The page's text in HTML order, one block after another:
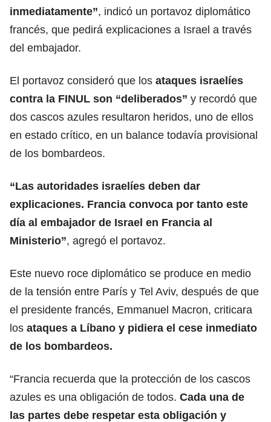
inmediatamente”, indicó un portavoz diplomático
francés, que pedirá explicaciones a Israel a través
del embajador.
El portavoz consideró que los ataques israelíes
contra la FINUL son “deliberados” y recordó que
dos cascos azules resultaron heridos, uno de ellos
en estado crítico, en un balance todavía provisional
de los bombardeos.
“Las autoridades israelíes deben dar
explicaciones. Francia convoca por tanto este
día al embajador de Israel en Francia al
Ministerio”, agregó el portavoz.
Este nuevo roce diplomático se produce en medio
de la tensión entre París y Tel Aviv, después de que
el presidente francés, Emmanuel Macron, criticara
los ataques a Líbano y pidiera el cese inmediato
de los bombardeos.
“Francia recuerda que la protección de los cascos
azules es una obligación de todos. Cada una de
las partes debe respetar esta obligación y